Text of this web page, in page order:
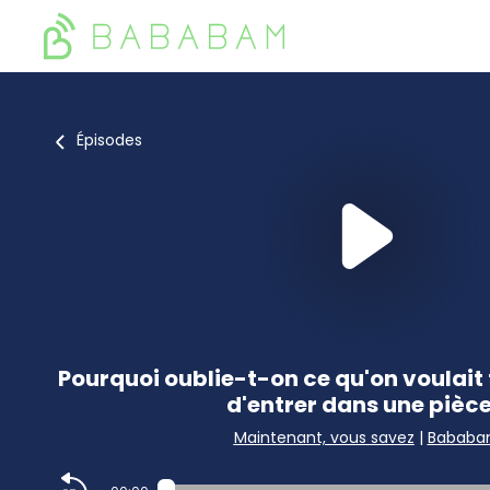
Épisodes
Pourquoi oublie-t-on ce qu'on
d'entrer dans une
Maintenant, vous savez |